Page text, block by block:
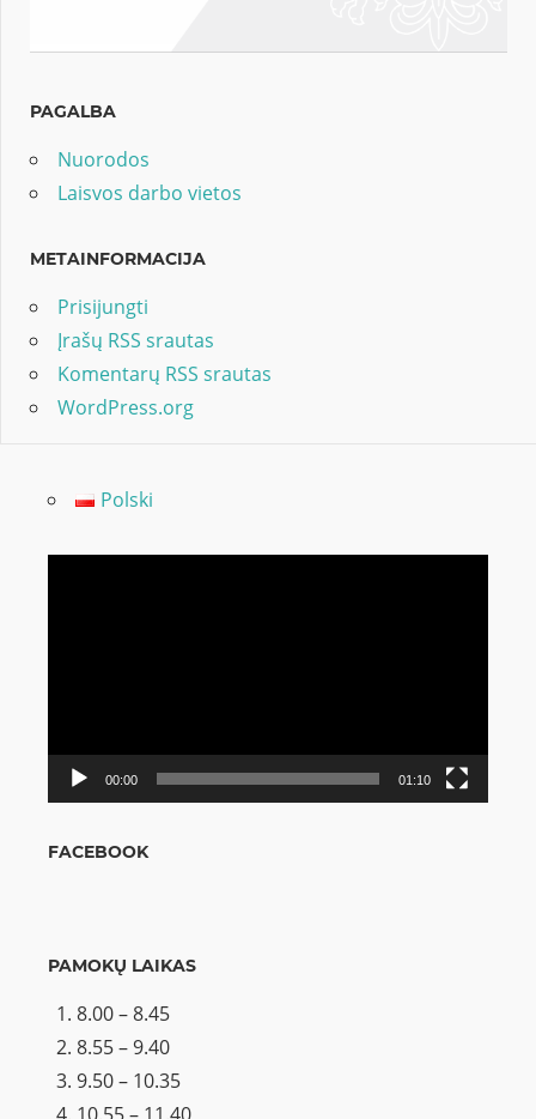
PAGALBA
Nuorodos
Laisvos darbo vietos
METAINFORMACIJA
Prisijungti
Įrašų RSS srautas
Komentarų RSS srautas
WordPress.org
Polski
00:00 01:10
FACEBOOK
PAMOKŲ LAIKAS
8.00 – 8.45
8.55 – 9.40
9.50 – 10.35